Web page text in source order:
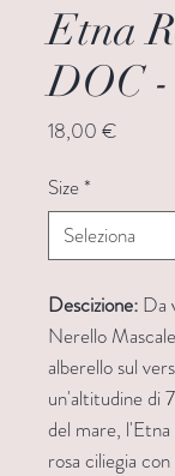
Etna
DOC
18,00 €
Size*
Descizione: Da
Nerello
alberello sul
un'altitudine di
del mare,
rosa ciliegia